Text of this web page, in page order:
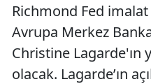
Richmond Fed
Avrupa Merkez
Christine Lagarde'ın
olacak. Lagarde’ın